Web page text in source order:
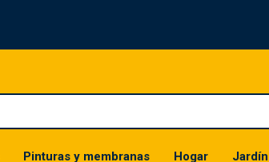
Pinturas y membranas Hogar Jardín